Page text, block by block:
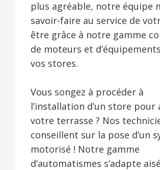
plus agréable, notre équipe
savoir-faire au service de
être grâce à notre gamme
de moteurs et
vos stores.
Vous songez à procéder à
l’installation d’un store
votre terrasse ? Nos
conseillent sur la pose d’un
motorisé ! Notre gamme
d’automatismes s’adapte